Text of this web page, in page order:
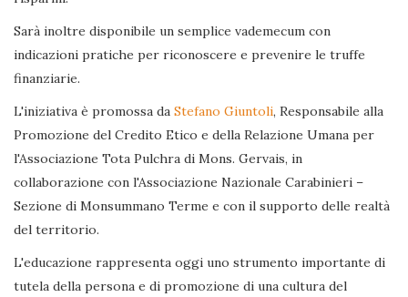
Sarà inoltre disponibile un semplice vademecum con
indicazioni pratiche per riconoscere e prevenire le truffe
finanziarie.
L'iniziativa è promossa da Stefano Giuntoli, Responsabile alla
Promozione del Credito Etico e della Relazione Umana per
l'Associazione Tota Pulchra di Mons. Gervais, in
collaborazione con l'Associazione Nazionale Carabinieri –
Sezione di Monsummano Terme e con il supporto delle realtà
del territorio.
L'educazione rappresenta oggi uno strumento importante di
tutela della persona e di promozione di una cultura del